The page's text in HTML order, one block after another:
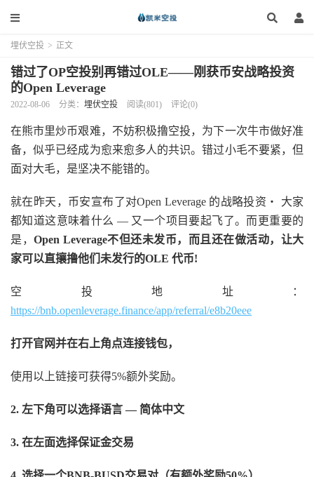
埋伏空投 > 正文
错过了OP空投别再错过OLE——刚获币安战略投资
的Open Leverage
2022-08-06 分类： 埋伏空投 阅读(801) 评论(0)
在熊市里炒币艰难，不妨积极撸空投，为下一次牛市做好准
备，似乎已经成为愈来愈多人的共识。错过小毛不要紧，但
面对大毛，是坚决不能错的。
就在昨天，币安宣布了对Open Leverage 的战略投资‧ 大家
都知道这意味着什么 — 又一个项目要起飞了。而更重要的
是， Open Leverage不但还未发币，而且还在做活动，让大
家可以直攘撸他们未发行的OLE 代币!
空投地址：
https://bnb.openleverage.finance/app/referral/e8b20eee
打开官网并在右上角点连接钱包，
使用以上链接可获得5%额外奖励。
2. 左下角可以选择语言 — 简体中文
3. 在左面选择保证金交易